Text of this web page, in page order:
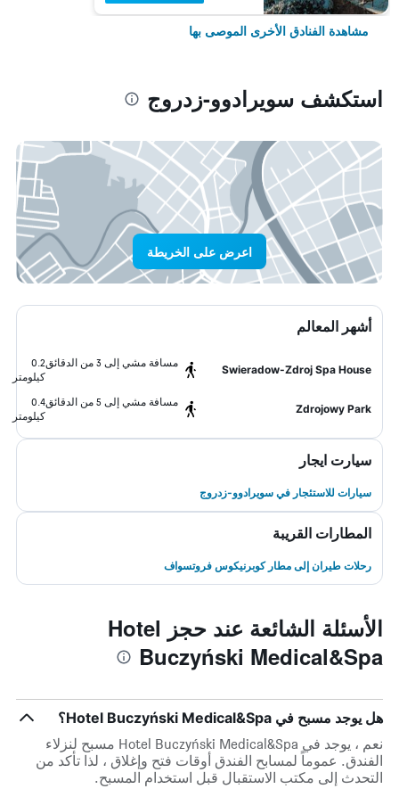
مشاهدة الفنادق الأخرى الموصى بها
استكشف سويرادوو-زدروج
اعرض على الخريطة
أشهر المعالم
Swieradow-Zdroj Spa House
مسافة مشي إلى 3 من الدقائق
0.2
كيلومتر
Zdrojowy Park
مسافة مشي إلى 5 من الدقائق
0.4
كيلومتر
سيارت ايجار
سيارات للاستئجار في سويرادوو-زدروج
المطارات القريبة
رحلات طيران إلى مطار كوبرنيكوس فروتسواف
الأسئلة الشائعة عند حجز Hotel
Buczyński Medical&Spa
هل يوجد مسبح في Hotel Buczyński Medical&Spa؟
نعم ، يوجد في Hotel Buczyński Medical&Spa مسبح لنزلاء
الفندق. عموماً لمسابح الفندق أوقات فتح وإغلاق ، لذا تأكد من
التحدث إلى مكتب الاستقبال قبل استخدام المسبح.